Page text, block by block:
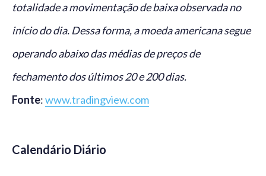
totalidade a movimentação de baixa observada no
início do dia. Dessa forma, a moeda americana segue
operando abaixo das médias de preços de
fechamento dos últimos 20 e 200 dias.
Fonte:www.tradingview.com
Calendário Diário